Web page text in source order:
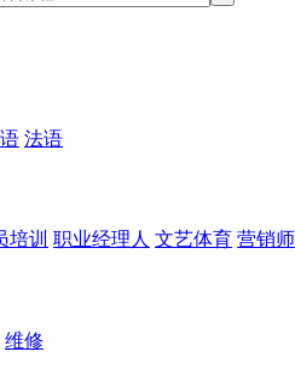
法语
培训 职业经理人 文艺体育 营销
维修